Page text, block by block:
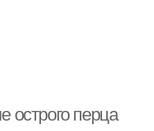
острого перца